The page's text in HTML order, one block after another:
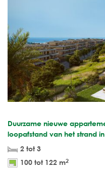
Duurzame nieuwe
loopafstand van het strand
2 tot 3
100 tot 122 m2